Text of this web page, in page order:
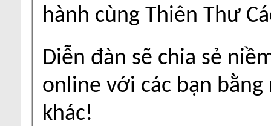
hành cùng Thiên Thư
Diễn đàn sẽ chia sẻ
online với các bạn
khác!